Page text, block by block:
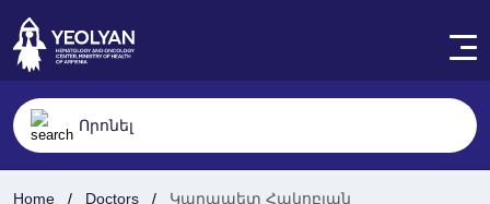
Home Doctors Կարապետ Հակոբյան